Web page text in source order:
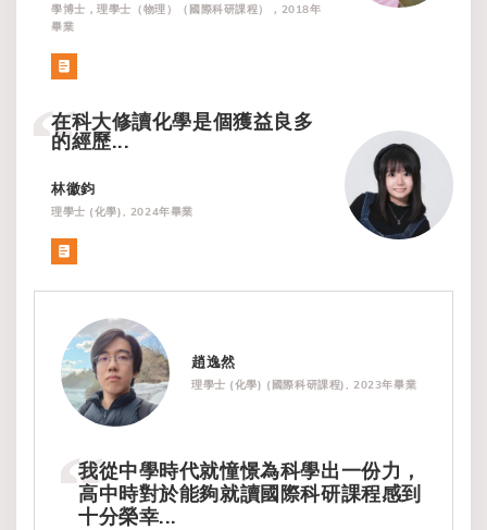
學博士，理學士（物理）（國際科研課程），2018年
畢業
在科大修讀化學是個獲益良多
的經歷...
林徽鈞
理學士 (化學), 2024年畢業
趙逸然
理學士 (化學) (國際科研課程), 2023年畢業
我從中學時代就憧憬為科學出一份力，
高中時對於能夠就讀國際科研課程感到
十分榮幸...